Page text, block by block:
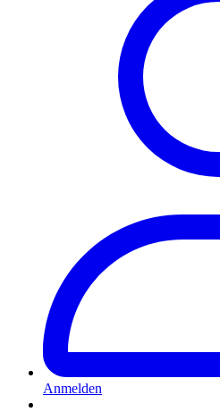
Anmelden